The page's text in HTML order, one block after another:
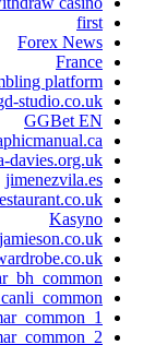
first
Forex News
France
platform
studio.co.uk
GGBet EN
davies.org.uk
jimenezvila.es
Kasyno